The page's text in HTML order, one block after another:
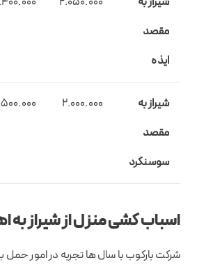
مقصد
ایذه
شیراز به
مقصد
سوسنگرد
2.۰00.000
اسباب کشی منزل از شیراز به
شرکت بارکوب با سال ها تجربه در امور حمل